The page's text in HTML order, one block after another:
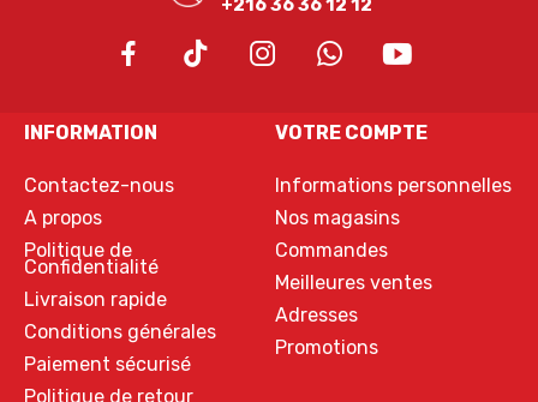
+216 36 36 12 12
INFORMATION
Contactez-nous
A propos
Politique de
Confidentialité
Livraison rapide
Conditions générales
Paiement sécurisé
Politique de retour
VOTRE COMPTE
Informations personnelles
Nos magasins
Commandes
Meilleures ventes
Adresses
Promotions